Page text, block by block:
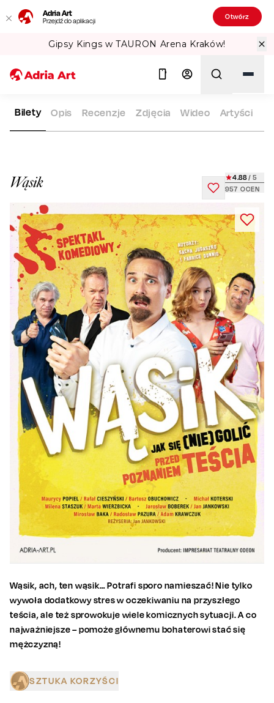
Adria Art
Przejdź do aplikacji Otwórz
Gipsy Kings w TAURON Arena Kraków!
ADRIA ART REPERTUAR WĄSIK
Wąsik 957 OCEN
4.88/ 5
Bilety Opis Recenzje Zdjęcia Wideo Artyści
Wąsik, ach, ten wąsik… Potrafi sporo namieszać! Nie tylko
wywoła dodatkowy stres w oczekiwaniu na przyszłego
teścia, ale też sprowokuje wiele komicznych sytuacji. A co
najważniejsze – pomoże głównemu bohaterowi stać się
mężczyzną!
SZTUKA KORZYŚCI